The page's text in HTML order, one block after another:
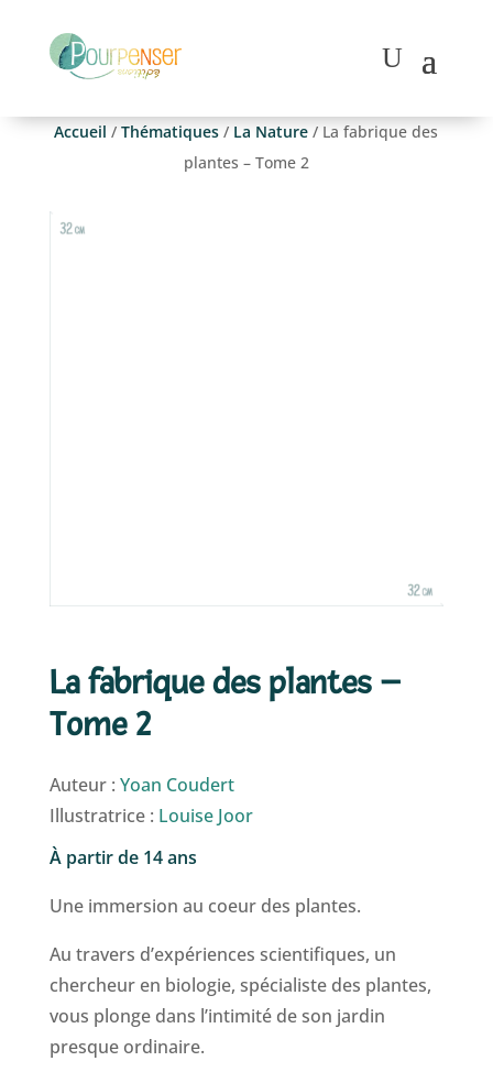
Accueil /Thématiques / La Nature / La fabrique des
plantes – Tome 2
La fabrique des plantes –
Tome 2
Auteur : Yoan Coudert
Illustratrice : Louise Joor
À partir de 14 ans
Une immersion au coeur des plantes.
Au travers d’expériences scientifiques, un
chercheur en biologie, spécialiste des plantes,
vous plonge dans l’intimité de son jardin
presque ordinaire.